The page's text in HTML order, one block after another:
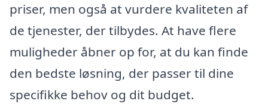
priser, men også at vurdere kvaliteten af
de tjenester, der tilbydes. At have flere
muligheder åbner op for, at du kan finde
den bedste løsning, der passer til dine
specifikke behov og dit budget.